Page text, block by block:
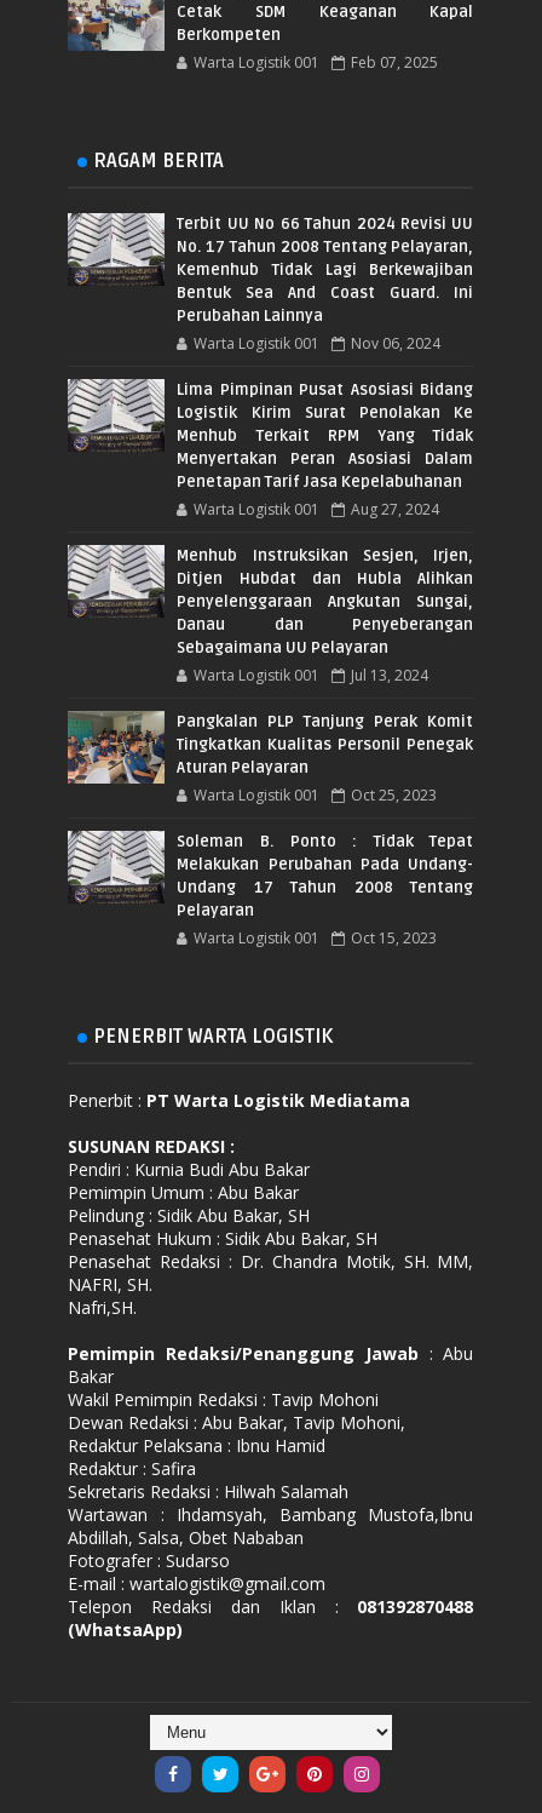
Cetak SDM Keaganan Kapal
Berkompeten
Warta Logistik 001 Feb 07, 2025
RAGAM BERITA
Terbit UU No 66 Tahun 2024 Revisi UU
No. 17 Tahun 2008 Tentang Pelayaran,
Kemenhub Tidak Lagi Berkewajiban
Bentuk Sea And Coast Guard. Ini
Perubahan Lainnya
Warta Logistik 001 Nov 06, 2024
Lima Pimpinan Pusat Asosiasi Bidang
Logistik Kirim Surat Penolakan Ke
Menhub Terkait RPM Yang Tidak
Menyertakan Peran Asosiasi Dalam
Penetapan Tarif Jasa Kepelabuhanan
Warta Logistik 001 Aug 27, 2024
Menhub Instruksikan Sesjen, Irjen,
Ditjen Hubdat dan Hubla Alihkan
Penyelenggaraan Angkutan Sungai,
Danau dan Penyeberangan
Sebagaimana UU Pelayaran
Warta Logistik 001 Jul 13, 2024
Pangkalan PLP Tanjung Perak Komit
Tingkatkan Kualitas Personil Penegak
Aturan Pelayaran
Warta Logistik 001 Oct 25, 2023
Soleman B. Ponto : Tidak Tepat
Melakukan Perubahan Pada Undang-
Undang 17 Tahun 2008 Tentang
Pelayaran
Warta Logistik 001 Oct 15, 2023
PENERBIT WARTA LOGISTIK
Penerbit : PT Warta Logistik Mediatama
SUSUNAN REDAKSI :
Pendiri : Kurnia Budi Abu Bakar
Pemimpin Umum : Abu Bakar
Pelindung : Sidik Abu Bakar, SH
Penasehat Hukum : Sidik Abu Bakar, SH
Penasehat Redaksi : Dr. Chandra Motik, SH. MM,
NAFRI, SH.
Nafri,SH.
Pemimpin Redaksi/Penanggung Jawab : Abu
Bakar
Wakil Pemimpin Redaksi : Tavip Mohoni
Dewan Redaksi : Abu Bakar, Tavip Mohoni,
Redaktur Pelaksana : Ibnu Hamid
Redaktur : Safira
Sekretaris Redaksi : Hilwah Salamah
Wartawan : Ihdamsyah, Bambang Mustofa,Ibnu
Abdillah, Salsa, Obet Nababan
Fotografer : Sudarso
E-mail : wartalogistik@gmail.com
Telepon Redaksi dan Iklan : 081392870488
(WhatsaApp)